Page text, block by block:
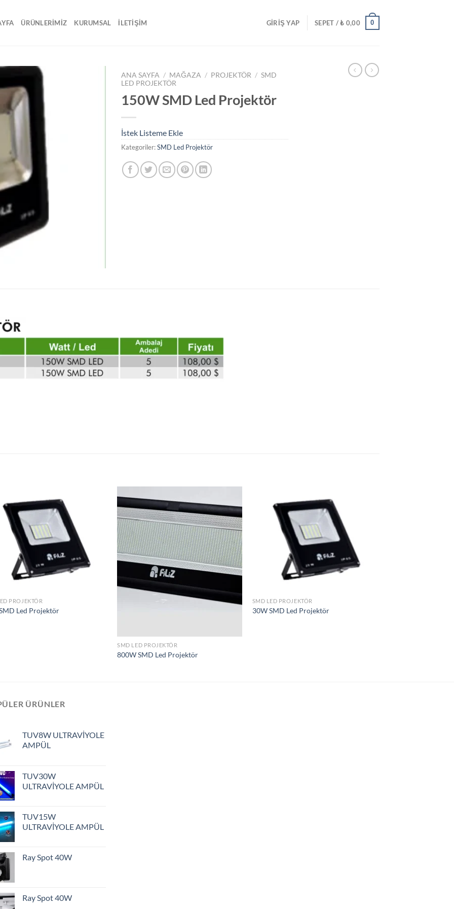
ÜRÜNLERİMİZ KURUMSAL İLETİŞİM GIRIŞ YAP SEPET /₺ 0,00 0
ANA SAYFA / MAĞAZA / PROJEKTÖR / SMD
LED PROJEKTÖR
150W SMD Led Projektör
İstek Listeme Ekle
Kategoriler:SMD Led Projektör
PROJEKTÖR
Led Projektör
İstek
Listeme
Ekle
SMD LED PROJEKTÖR
800W SMD Led Projektör
SMD LED PROJEKTÖR
30W SMD Led Projektör
ÜRÜNLER
TUV8W ULTRAVİYOLE
AMPÜL
TUV30W
ULTRAVİYOLE AMPÜL
TUV15W
ULTRAVİYOLE AMPÜL
Ray Spot 40W
Ray Spot 40W